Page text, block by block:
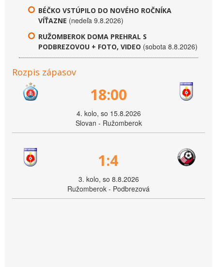
BÉČKO VSTÚPILO DO NOVÉHO ROČNÍKA
VÍŤAZNE (nedeľa 9.8.2026)
RUŽOMBEROK DOMA PREHRAL S
PODBREZOVOU + FOTO, VIDEO (sobota 8.8.2026)
Rozpis zápasov
18:00
4. kolo, so 15.8.2026
Slovan - Ružomberok
1:4
3. kolo, so 8.8.2026
Ružomberok - Podbrezová